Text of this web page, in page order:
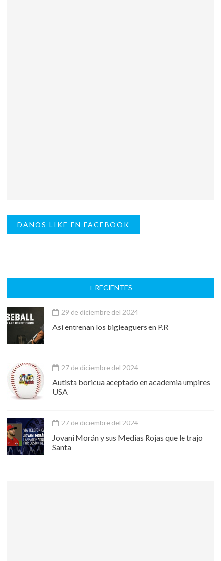
DANOS LIKE EN FACEBOOK
+ RECIENTES
29 de diciembre del 2024
Así entrenan los bigleaguers en P.R
27 de diciembre del 2024
Autista boricua aceptado en academia umpires
USA
27 de diciembre del 2024
Jovani Morán y sus Medias Rojas que le trajo
Santa